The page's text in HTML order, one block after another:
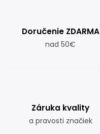
Doručenie ZDARMA
nad 50€
Záruka kvality
a pravosti značiek